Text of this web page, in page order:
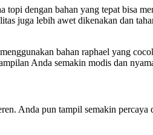
dengan bahan yang tepat bisa
juga lebih awet dikenakan dan
bahan raphael yang
Anda semakin modis dan
Anda pun tampil semakin